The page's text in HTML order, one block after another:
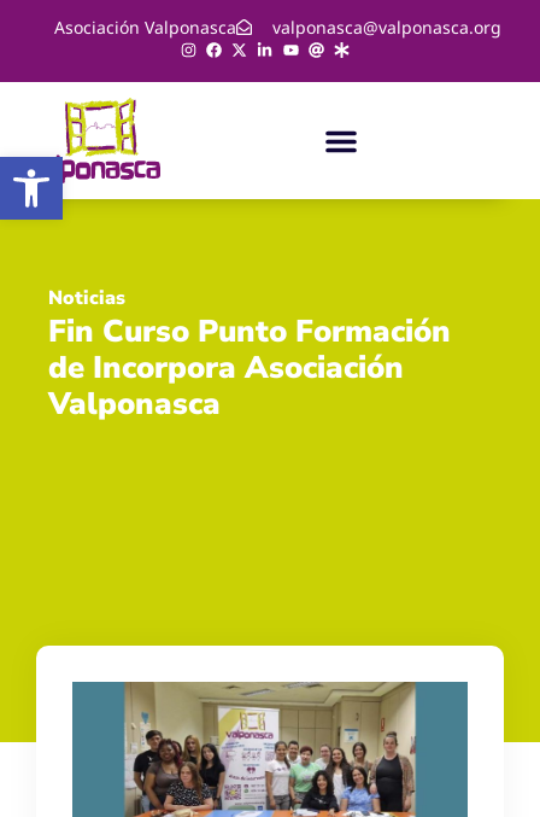
Asociación Valponasca valponasca@valponasca.org
Noticias
Fin Curso Punto Formación
de Incorpora Asociación
Valponasca
Abrir barra de herramientas